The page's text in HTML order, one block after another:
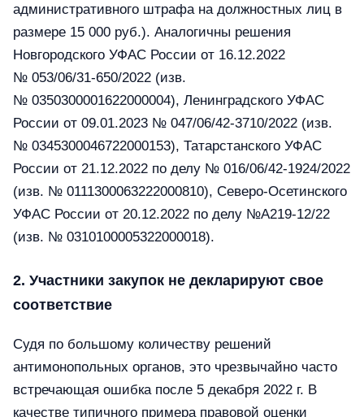
административного штрафа на должностных лиц в
размере 15 000 руб.). Аналогичны решения
Новгородского УФАС России от 16.12.2022
№ 053/06/31-650/2022 (изв.
№ 0350300001622000004), Ленинградского УФАС
России от 09.01.2023 № 047/06/42-3710/2022 (изв.
№ 0345300046722000153), Татарстанского УФАС
России от 21.12.2022 по делу № 016/06/42-1924/2022
(изв. № 0111300063222000810), Северо-Осетинского
УФАС России от 20.12.2022 по делу №А219-12/22
(изв. № 0310100005322000018).
2. Участники закупок не декларируют свое
соответствие
Судя по большому количеству решений
антимонопольных органов, это чрезвычайно часто
встречающая ошибка после 5 декабря 2022 г. В
качестве типичного примера правовой оценки